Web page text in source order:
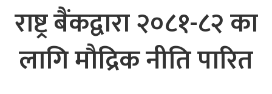
राष्ट्र बैंकद्वारा २०८१-८२ का
लागि मौद्रिक नीति पारित